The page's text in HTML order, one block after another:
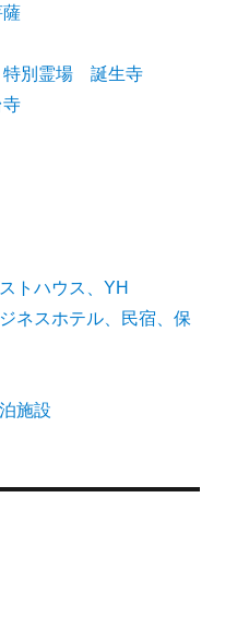
薩
別霊場 誕生寺
トハウス、YH
ネスホテル、民宿、保
施設